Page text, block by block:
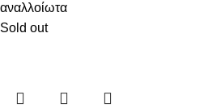
αναλλοίωτα
Sold out